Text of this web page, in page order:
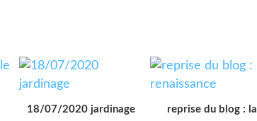
18/07/2020 jardinage
reprise du blog : la